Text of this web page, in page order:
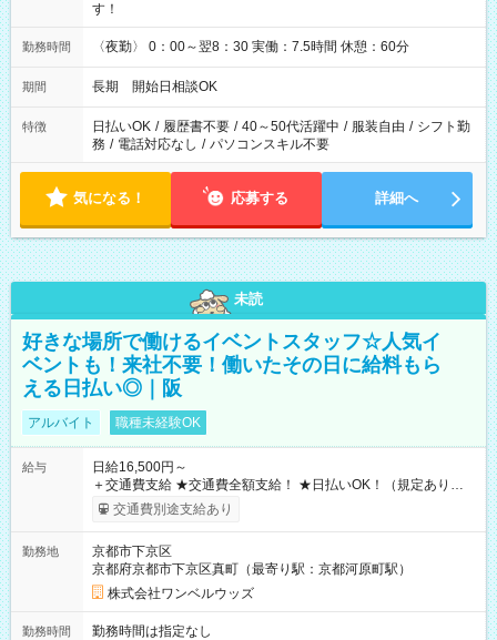
す！
勤務時間 〈夜勤〉 0：00～翌8：30 実働：7.5時間 休憩：60分
期間 長期 開始日相談OK
特徴 日払いOK / 履歴書不要 / 40～50代活躍中 / 服装自由 / シフト勤
務 / 電話対応なし / パソコンスキル不要
気になる！ 応募する 詳細へ
未読
好きな場所で働けるイベントスタッフ☆人気イ
ベントも！来社不要！働いたその日に給料もら
える日払い◎｜阪
アルバイト 職種未経験OK
給与
日給16,500円～
＋交通費支給 ★交通費全額支給！ ★日払いOK！（規定あり） ┗
働いたその日に現金GET♪ お仕事後はコンビニATMから 日払
交通費別途支給あり
勤務地
京都市下京区
京都府京都市下京区真町（最寄り駅：京都河原町駅）
株式会社ワンベルウッズ
勤務時間
勤務時間は指定なし